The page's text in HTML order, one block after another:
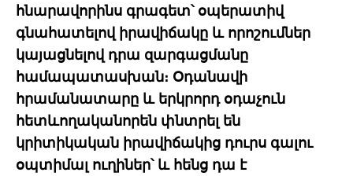
հնարավորինս գրագետ՝ օպերատիվ
գնահատելով իրավիճակը և որոշումներ
կայացնելով դրա զարգացմանը
համապատասխան։ Օդանավի
հրամանատարը և երկրորդ օդաչուն
հետևողականորեն փնտրել են
կրիտիկական իրավիճակից դուրս գալու
օպտիմալ ուղիներ՝ և հենց դա է